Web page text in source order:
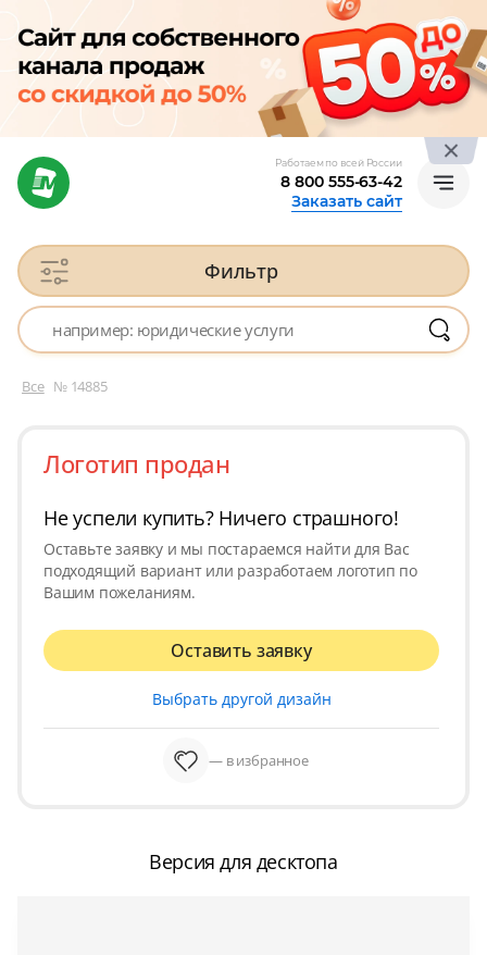
Работаем по всей России
8 800 555-63-42
Заказать сайт
Фильтр
Все № 14885
Логотип продан
Не успели купить? Ничего страшного!
Оставьте заявку и мы постараемся найти для Вас
подходящий вариант или разработаем логотип по
Вашим пожеланиям.
Оставить заявку
Выбрать другой дизайн
— в избранное
Версия для десктопа